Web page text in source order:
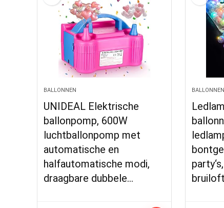
BALLONNEN
UNIDEAL Elektrische
ballonpomp, 600W
luchtballonpomp ​met
automatische en
halfautomatische modi,
draagbare dubbele…
BALLONNEN